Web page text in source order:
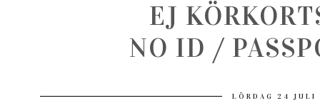
EJ
NO ID /
LÖRDAG 24